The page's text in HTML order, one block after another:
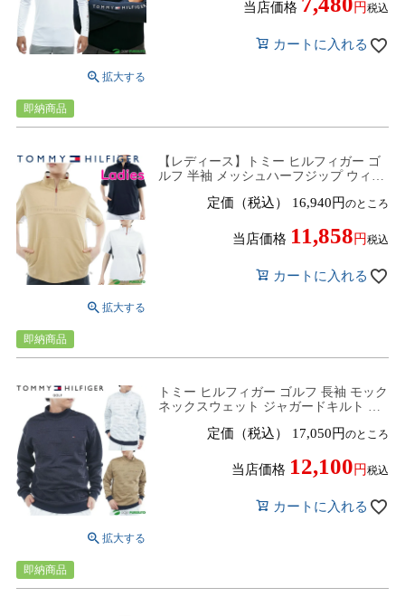
当店価格 税込
カートに入れる
即納商品
【レディース】トミー ヒルフィガー ゴ
ルフ 半袖 メッシュハーフジップ ウィン
ウェア 2026年春夏モデル TOMMY
定価（税込） 16,940 のところ
当店価格 11,858 税込
カートに入れる
即納商品
トミー ヒルフィガー ゴルフ 長袖 モック
ネックスウェット ジャガードキルト メ
2025年秋冬モデル TOMMY HILFIGER
定価（税込） 17,050 のところ
当店価格 12,100 税込
カートに入れる
即納商品